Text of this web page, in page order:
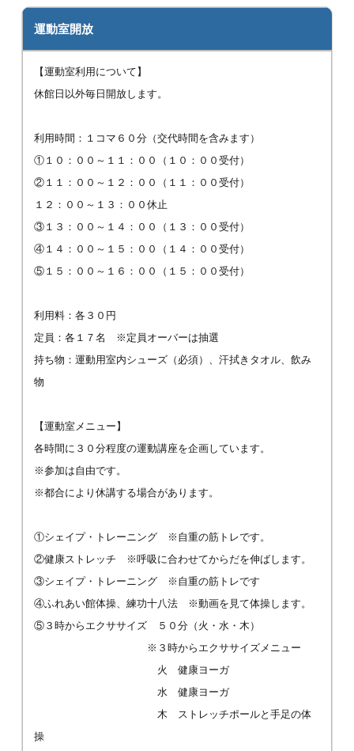
運動室開放
【運動室利用について】
休館日以外毎日開放します。
利用時間：１コマ６０分（交代時間を含みます）
①１０：００～１１：００（１０：００受付）
②１１：００～１２：００（１１：００受付）
１２：００～１３：００休止
③１３：００～１４：００（１３：００受付）
④１４：００～１５：００（１４：００受付）
⑤１５：００～１６：００（１５：００受付）
利用料：各３０円
定員：各１７名 ※定員オーバーは抽選
持ち物：運動用室内シューズ（必須）、汗拭きタオル、飲み
物
【運動室メニュー】
各時間に３０分程度の運動講座を企画しています。
※参加は自由です。
※都合により休講する場合があります。
①シェイプ・トレーニング ※自重の筋トレです。
②健康ストレッチ ※呼吸に合わせてからだを伸ばします。
③シェイプ・トレーニング ※自重の筋トレです
④ふれあい館体操、練功十八法 ※動画を見て体操します。
⑤３時からエクササイズ ５０分（火・水・木）
※３時からエクササイズメニュー
火 健康ヨーガ
水 健康ヨーガ
木 ストレッチポールと手足の体
操